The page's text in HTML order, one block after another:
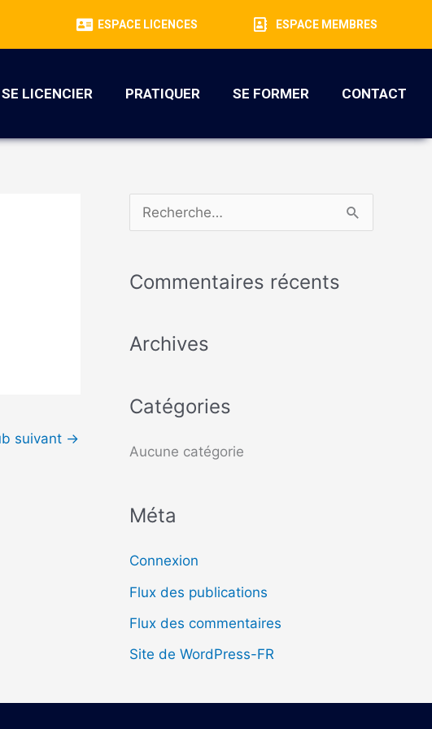
ESPACE LICENCES ESPACE MEMBRES
SE LICENCIER PRATIQUER SE FORMER CONTACT
suivant →
c
r
h
:
Commentaires récents
Archives
Catégories
Aucune catégorie
Méta
Connexion
Flux des publications
Flux des commentaires
Site de WordPress-FR